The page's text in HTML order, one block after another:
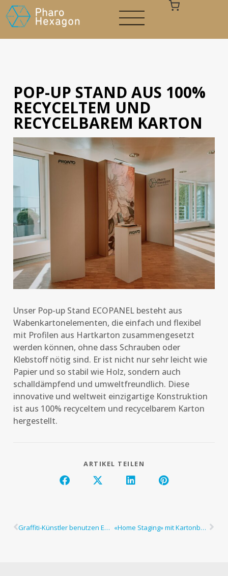
POP-UP STAND AUS 100%
RECYCELTEM UND
RECYCELBAREM KARTON
Unser Pop-up Stand ECOPANEL besteht aus
Wabenkartonelementen, die einfach und flexibel
mit Profilen aus Hartkarton zusammengesetzt
werden können, ohne dass Schrauben oder
Klebstoff nötig sind. Er ist nicht nur sehr leicht wie
Papier und so stabil wie Holz, sondern auch
schalldämpfend und umweltfreundlich. Diese
innovative und weltweit einzigartige Konstruktion
ist aus 100% recyceltem und recycelbarem Karton
hergestellt.
ARTIKEL TEILEN
Graffiti-Künstler benutzen ECOPANEL für ihre «Masterpieces» «Home Staging» mit Kartonboxen
Ihr Warenkorb ist leer